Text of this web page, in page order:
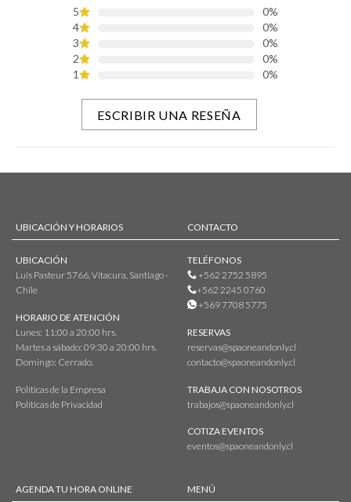
5
0%
4
0%
3
0%
2
0%
1
0%
ESCRIBIR UNA RESEÑA
UBICACIÓN Y HORARIOS
UBICACIÓN
Luis Pasteur 5766, Vitacura, Santiago -
Chile
HORARIO DE ATENCIÓN
Lunes: 11:00 a 20:00 hrs.
Martes a sábado: 09:30 a 20:00 hrs.
Domingo: Cerrado.
Políticas de la Empresa
Políticas de Privacidad
CONTACTO
TELÉFONOS
+562 2752 5895
+562 2245 0760
+569 7708 5775
RESERVAS
reservas@spaoneandonly.cl
contacto@spaoneandonly.cl
TRABAJA CON NOSOTROS
trabajos@spaoneandonly.cl
COTIZA EVENTOS
eventos@spaoneandonly.cl
AGENDA TU HORA ONLINE MENÚ